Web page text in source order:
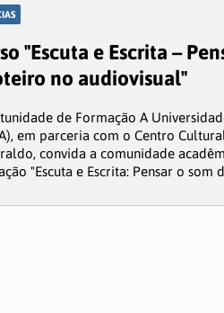
"Escuta e Escrita –
no audiovisual"
de Formação A
em parceria com o Centro
convida a comunidade
"Escuta e Escrita: Pensar o som